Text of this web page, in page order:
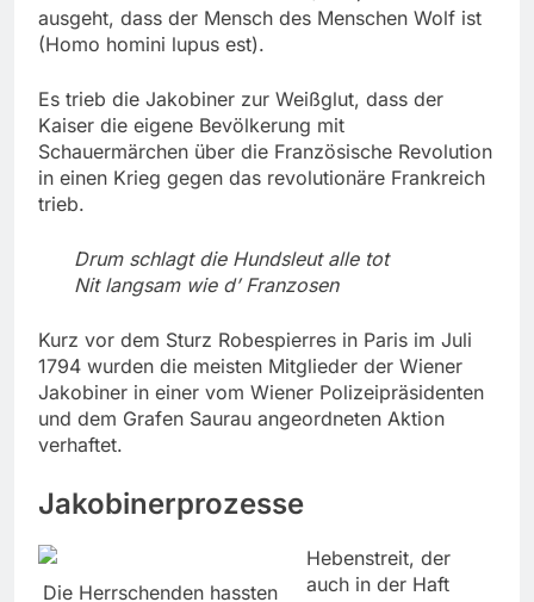
ausgeht, dass der Mensch des Menschen Wolf ist
(Homo homini lupus est).
Es trieb die Jakobiner zur Weißglut, dass der
Kaiser die eigene Bevölkerung mit
Schauermärchen über die Französische Revolution
in einen Krieg gegen das revolutionäre Frankreich
trieb.
Drum schlagt die Hundsleut alle tot
Nit langsam wie d’ Franzosen
Kurz vor dem Sturz Robespierres in Paris im Juli
1794 wurden die meisten Mitglieder der Wiener
Jakobiner in einer vom Wiener Polizeipräsidenten
und dem Grafen Saurau angeordneten Aktion
verhaftet.
Jakobinerprozesse
Die Herrschenden hassten
Hebenstreit, der
auch in der Haft